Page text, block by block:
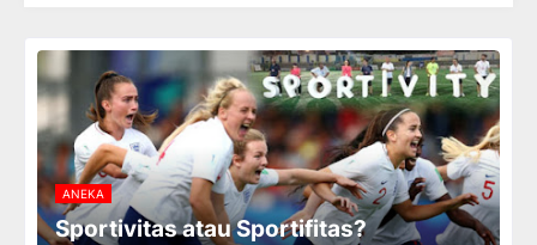
ANEKA
Sportivitas atau Sportifitas?